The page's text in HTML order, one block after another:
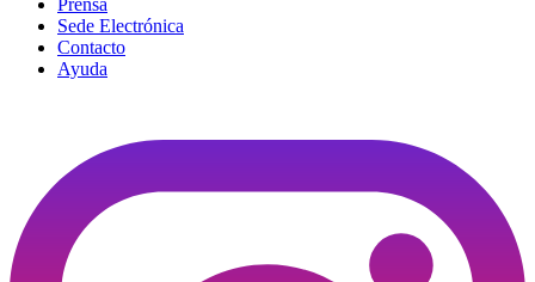
Prensa
Sede Electrónica
Contacto
Ayuda